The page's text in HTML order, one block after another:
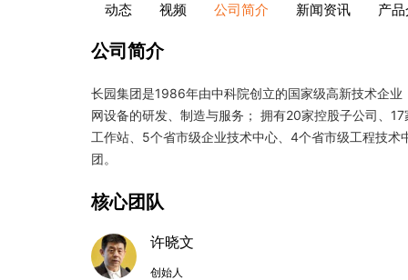
动态 视频 公司简介 新闻资讯 产
公司简介
长园集团是1986年由中科院创立的国家级高新技术企
网设备的研发、制造与服务； 拥有20家控股子公司、
工作站、5个省市级企业技术中心、4个省市级工程技
团。
核心团队
许晓文
创始人